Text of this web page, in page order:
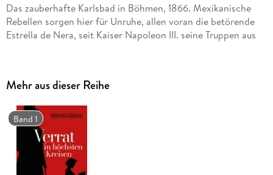
Das zauberhafte Karlsbad in Böhmen, 1866. Mexikanische
Rebellen sorgen hier für Unruhe, allen voran die betörende
Estrella de Nera, seit Kaiser Napoleon III. seine Truppen aus
Ablenkung, denn er wurde mit einem ganz anderen Auftrag in
wohlhabenden Industriellen Besecke dessen Ehefrau Suzanne
überwachen, die zur Kur in Karlsbad weilt. Anonyme Briefe
behaupten, die schöne Suzanne sei verantwortlich für den
Selbstmord von Herbert von Tebnitz vor fünf Jahren. Marun
entdeckt jedoch bald, dass er einem Verbrechen ungeahnter
Mehr aus dieser Reihe
Band 1